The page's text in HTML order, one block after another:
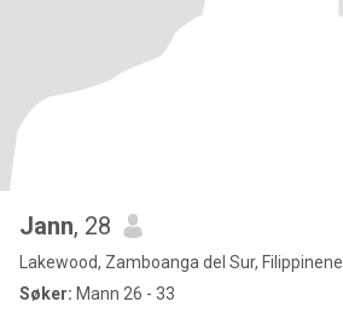
Jann, 28
Lakewood, Zamboanga del Sur, Filippinene
Søker: Mann 26 - 33